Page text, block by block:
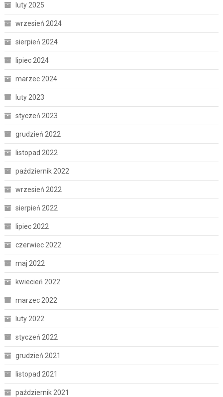
luty 2025
wrzesień 2024
sierpień 2024
lipiec 2024
marzec 2024
luty 2023
styczeń 2023
grudzień 2022
listopad 2022
październik 2022
wrzesień 2022
sierpień 2022
lipiec 2022
czerwiec 2022
maj 2022
kwiecień 2022
marzec 2022
luty 2022
styczeń 2022
grudzień 2021
listopad 2021
październik 2021